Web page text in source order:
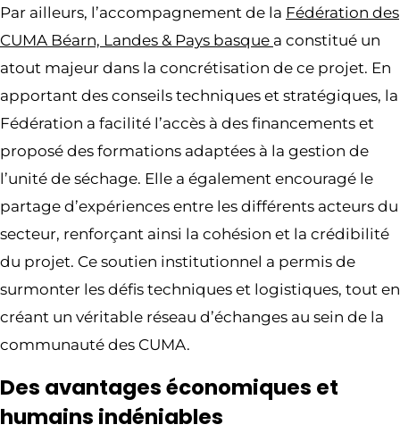
Par ailleurs, l’accompagnement de la Fédération des
CUMA Béarn, Landes & Pays basque a constitué un
atout majeur dans la concrétisation de ce projet. En
apportant des conseils techniques et stratégiques, la
Fédération a facilité l’accès à des financements et
proposé des formations adaptées à la gestion de
l’unité de séchage. Elle a également encouragé le
partage d’expériences entre les différents acteurs du
secteur, renforçant ainsi la cohésion et la crédibilité
du projet. Ce soutien institutionnel a permis de
surmonter les défis techniques et logistiques, tout en
créant un véritable réseau d’échanges au sein de la
communauté des CUMA.
Des avantages économiques et
humains indéniables